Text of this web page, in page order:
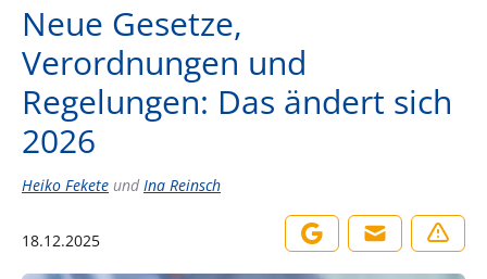
Neue Gesetze,
Verordnungen und
Regelungen: Das ändert sich
2026
Heiko Fekete undIna Reinsch
18.12.2025